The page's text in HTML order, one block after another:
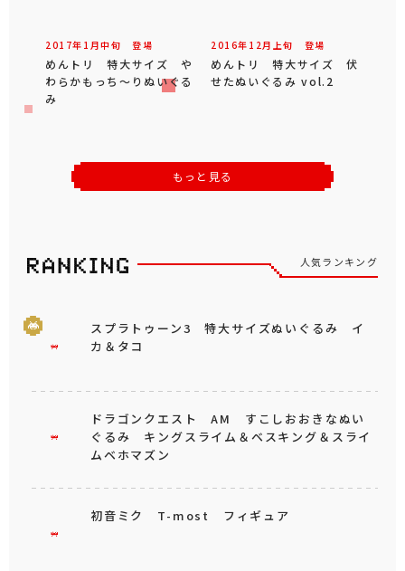
2017年 1 月中旬 登場
めんトリ 特大サイズ や
わらかもっち～りぬいぐる
み
2016年 12 月 上旬 登場
めんトリ 特大サイズ 伏
せたぬいぐるみ vol.2
もっと見る
人気ランキング
スプラトゥーン3 特大サイズぬいぐるみ イ
カ＆タコ
ドラゴンクエスト AM すこしおおきなぬい
ぐるみ キングスライム＆ベスキング＆スライ
ムベホマズン
初音ミク T-most フィギュア